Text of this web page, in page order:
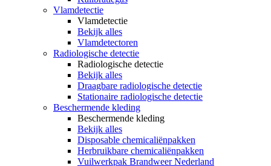
Vlamdetectie
Vlamdetectie
Bekijk alles
Vlamdetectoren
Radiologische detectie
Radiologische detectie
Bekijk alles
Draagbare radiologische detectie
Stationaire radiologische detectie
Beschermende kleding
Beschermende kleding
Bekijk alles
Disposable chemicaliënpakken
Herbruikbare chemicaliënpakken
Vuilwerkpak Brandweer Nederland